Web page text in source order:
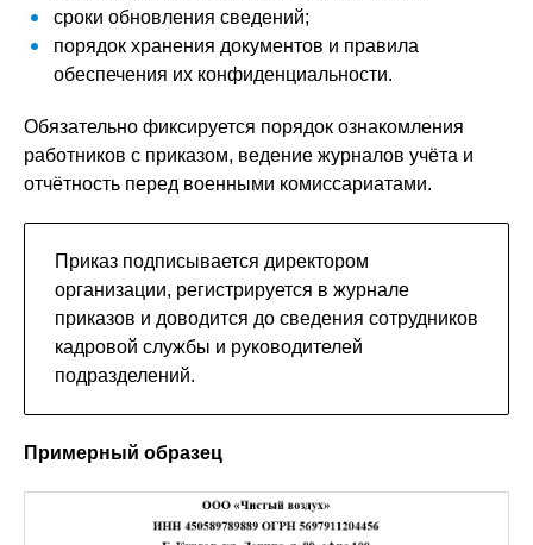
сроки обновления сведений;
порядок хранения документов и правила
обеспечения их конфиденциальности.
Обязательно фиксируется порядок ознакомления
работников с приказом, ведение журналов учёта и
отчётность перед военными комиссариатами.
Приказ подписывается директором
организации, регистрируется в журнале
приказов и доводится до сведения сотрудников
кадровой службы и руководителей
подразделений.
Примерный образец